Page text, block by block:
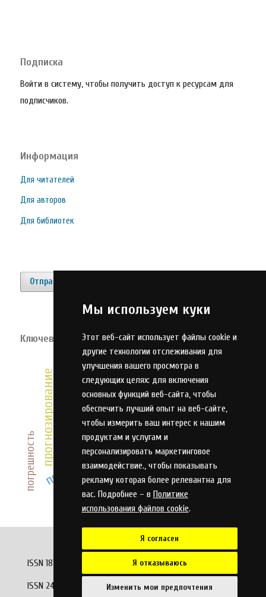
Мы используем куки
Этот веб-сайт использует файлы cookie и
другие технологии отслеживания для
улучшения вашего просмотра в
следующих целях: для включения
основных функций веб-сайта, чтобы
обеспечить лучший опыт на веб-сайте,
чтобы измерить ваш интерес к нашим
продуктам и услугам и
персонализировать маркетинговое
взаимодействие., чтобы показывать
рекламу которая более релевантна для
вас. Подробнее – в Политике
использования файлов cookie.
Я согласен
Я отказываюсь
Изменить мои предпочтения
Подписка
Войти в систему, чтобы получить доступ к ресурсам для
подписчиков.
Информация
Для читателей
Для авторов
Для библиотек
Отправить материал
Ключевые слова
инновации
эффективность
оптимизация
управление
прогнозирование
проектирование
инвестиции
модель
качество компетенции
анализ оружие
системный подход
оценка
адаптация
алгоритм
охлаждение система
погрешность
ISSN 1813-7903 (Print)
ISSN 2413-1172 (Online)